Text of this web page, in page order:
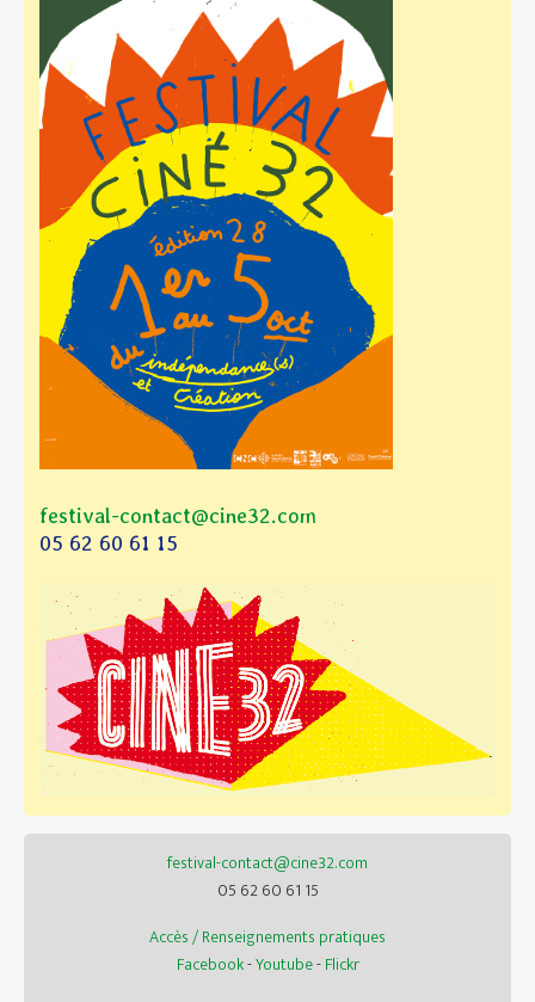
festival-contact@cine32.com
05 62 60 61 15
festival-contact@cine32.com
05 62 60 61 15
Accès / Renseignements pratiques
Facebook-Youtube-Flickr